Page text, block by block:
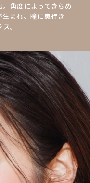
。角度によってきらめ
生まれ、瞳に奥行き
。